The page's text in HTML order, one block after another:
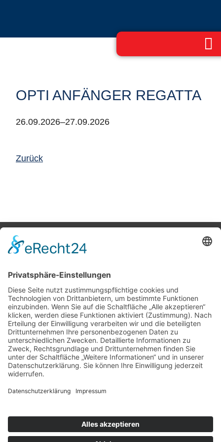
OPTI ANFÄNGER REGATTA
26.09.2026–27.09.2026
Zurück
Potsdamer Yacht Club e. V.
14109 Berlin
Tel: +49 30 805 35 58
KONTAKT|IMPRESSUM|DATENSCHUTZ